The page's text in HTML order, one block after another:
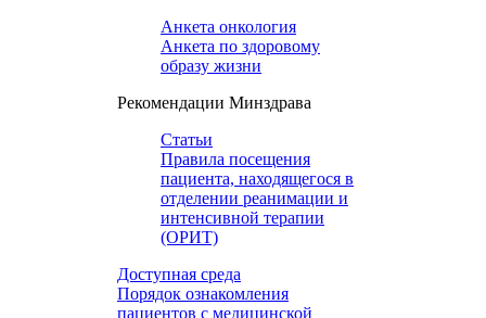
Анкета онкология
Анкета по здоровому
образу жизни
Рекомендации Минздрава
Статьи
Правила посещения
пациента, находящегося в
отделении реанимации и
интенсивной терапии
(ОРИТ)
Доступная среда
Порядок ознакомления
пациентов с медицинской